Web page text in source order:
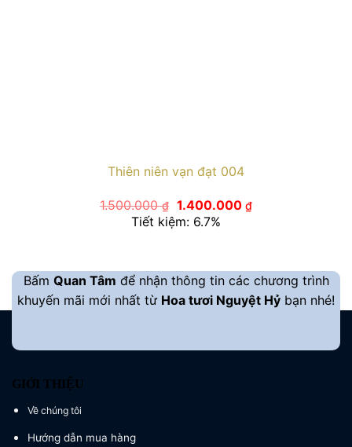
Thiên niên vạn đạt 004
1.500.000₫ Giá
gốc
là:
1.400.000 ₫Giá
hiện
Tiết kiệm: 6.7%
Bấm Quan Tâm để nhận thông tin các chương trình
khuyến mãi mới nhất từ Hoa tươi Nguyệt Hỷ bạn nhé!
GIỚI THIỆU
Về chúng tôi
Hướng dẫn mua hàng